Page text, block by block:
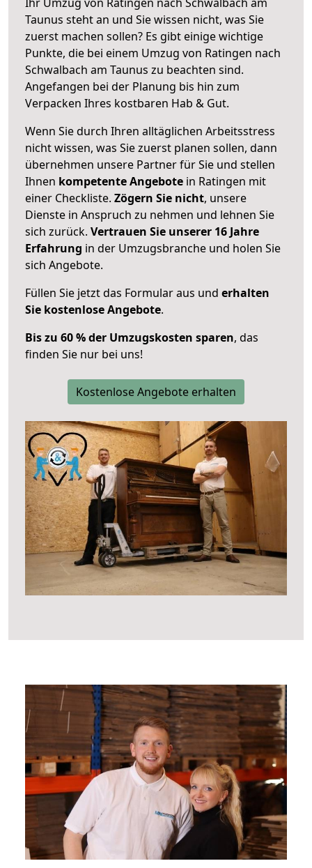
Taunus steht an und Sie wissen nicht, was Sie
zuerst machen sollen? Es gibt einige wichtige
Punkte, die bei einem Umzug von Ratingen nach
Schwalbach am Taunus zu beachten sind.
Angefangen bei der Planung bis hin zum
Verpacken Ihres kostbaren Hab & Gut.
Wenn Sie durch Ihren alltäglichen Arbeitsstress
nicht wissen, was Sie zuerst planen sollen, dann
übernehmen unsere Partner für Sie und stellen
Ihnen kompetente Angebote in Ratingen mit
einer Checkliste. Zögern Sie nicht, unsere
Dienste in Anspruch zu nehmen und lehnen Sie
sich zurück. Vertrauen Sie unserer 16 Jahre
Erfahrung in der Umzugsbranche und holen Sie
sich Angebote.
Füllen Sie jetzt das Formular aus und erhalten
Sie kostenlose Angebote.
Bis zu 60 % der Umzugskosten sparen, das
finden Sie nur bei uns!
Kostenlose Angebote erhalten